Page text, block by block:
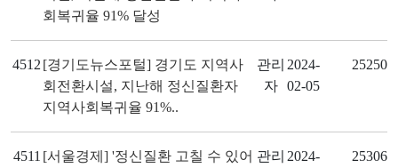
회복귀율 91% 달성
4512 [경기도뉴스포털] 경기도 지역사
회전환시설, 지난해 정신질환자
지역사회복귀율 91%..
관리
자
2024-
02-05
25250
4511 [서울경제] '정신질환 고칠 수 있어 관리 2024-
25306